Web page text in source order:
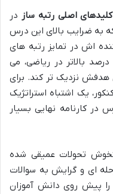
اصلی رتبه ساز در
به ضرایب بالای این درس
اش در تمایز رتبه های
بالاتر در ریاضی، می
هدفش نزدیک تر کند. برای
یک اشتباه استراتژیک
در کارنامه نهایی بسیار
تحولات عمیقی شده
ای و گرایش به سوالات
پیش روی دانش آموزان